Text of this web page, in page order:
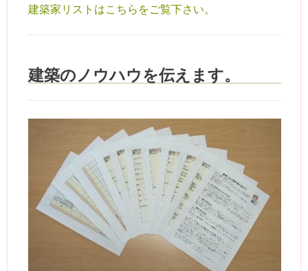
建築家リストはこちらをご覧下さい。
建築のノウハウを伝えます。